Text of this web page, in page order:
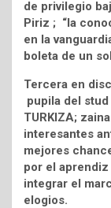
de privilegio
Piriz ; “la
en la
boleta de un
Tercera en
pupila del
TURKIZA;
interesantes
mejores
por el
integrar el
elogios.